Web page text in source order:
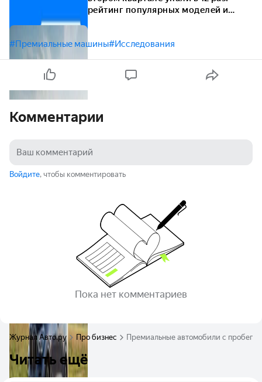
рейтинг популярных моделей и
#Премиальные машины#Исследования
Комментарии
Войдите, чтобы комментировать
Пока нет комментариев
Журнал Авто.ру Про бизнес Премиальные автомобили с
Читать ещё